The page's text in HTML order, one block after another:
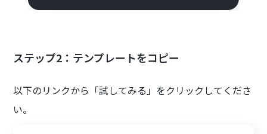
ステップ2：テンプレートをコピー
以下のリンクから「試してみる」をクリックしてくださ
い。